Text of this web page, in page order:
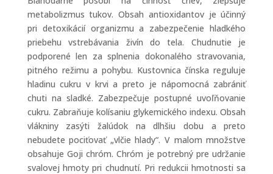
metabolizmus tukov. Obsah antioxidantov je účinný
pri detoxikácií organizmu a zabezpečenie hladkého
priebehu vstrebávania živín do tela. Chudnutie je
podporené len za splnenia dokonalého stravovania,
pitného režimu a pohybu. Kustovnica čínska reguluje
hladinu cukru v krvi a preto je nápomocná zabrániť
chuti na sladké. Zabezpečuje postupné uvoľňovanie
cukru. Zabraňuje kolísaniu glykemického indexu. Obsah
vlákniny zasýti žalúdok na dlhšiu dobu a preto
nebudete pociťovať „vlčie hlady“. V malom množstve
obsahuje Goji chróm. Chróm je potrebný pre udržanie
svalovej hmoty pri chudnutí. Pri redukcii hmotnosti sa